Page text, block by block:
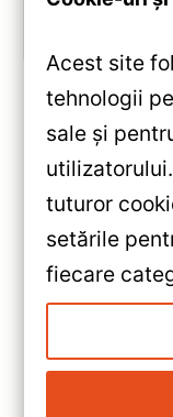
«
pentru
2018 –
ecran
5.1
Android
Acest site
tehnologii
sale și
tuturor
setările
fiecare